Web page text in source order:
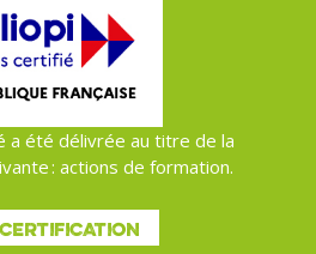
a été délivrée au titre de la
: actions de formation.